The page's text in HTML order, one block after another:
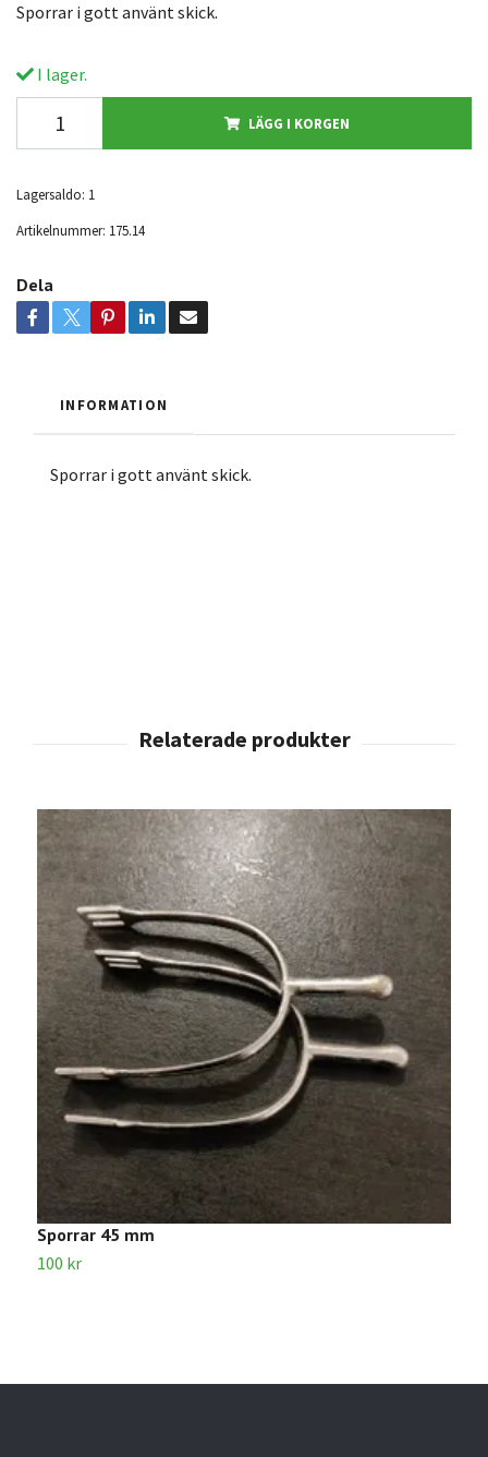
Sporrar i gott använt skick.
I lager.
LÄGG I KORGEN
Lagersaldo: 1
Artikelnummer: 175.14
Dela
INFORMATION
Sporrar i gott använt skick.
Sporrar 45 mm
100 kr